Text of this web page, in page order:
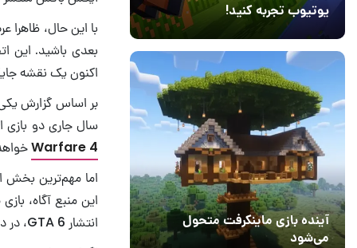
یوتیوب تجربه کنید!
41
آینده بازی ماینکرفت متحول
می‌شود
اکنون یک نقشه
سال جاری دو بازی
Warfare 4
اما مهم‌ترین بخش
این منبع آگاه،
انتشار GTA 6، در دسترس گیمرها قرار خواهد گرفت.